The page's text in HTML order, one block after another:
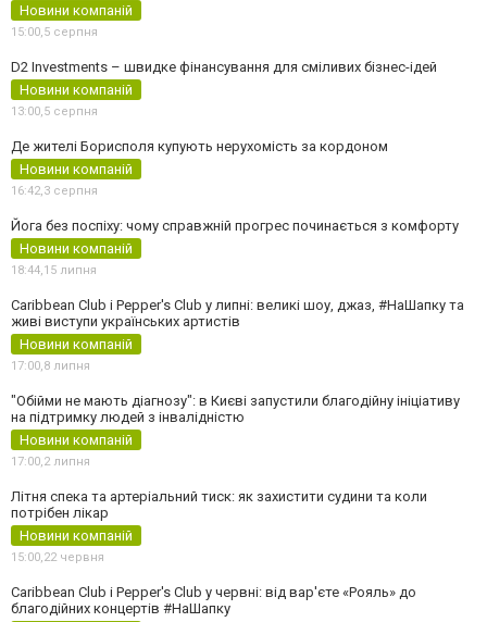
Новини компаній
15:00,5 серпня
D2 Investments – швидке фінансування для сміливих бізнес-ідей
Новини компаній
13:00,5 серпня
Де жителі Борисполя купують нерухомість за кордоном
Новини компаній
16:42,3 серпня
Йога без поспіху: чому справжній прогрес починається з комфорту
Новини компаній
18:44,15 липня
Caribbean Club і Pepper's Club у липні: великі шоу, джаз, #НаШапку та
живі виступи українських артистів
Новини компаній
17:00,8 липня
"Обійми не мають діагнозу": в Києві запустили благодійну ініціативу
на підтримку людей з інвалідністю
Новини компаній
17:00,2 липня
Літня спека та артеріальний тиск: як захистити судини та коли
потрібен лікар
Новини компаній
15:00,22 червня
Caribbean Club і Pepper's Club у червні: від вар'єте «Рояль» до
благодійних концертів #НаШапку